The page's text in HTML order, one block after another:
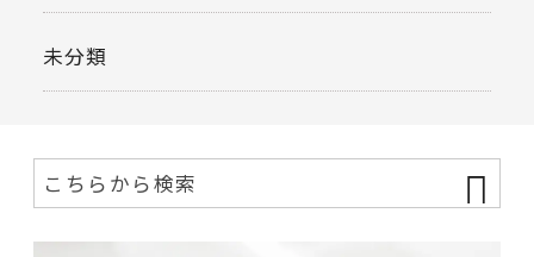
未分類